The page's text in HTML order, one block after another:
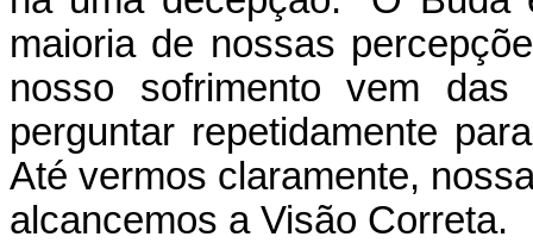
maioria de nossas
nosso sofrimento vem das
perguntar repetidamente
Até vermos claramente,
alcancemos a Visão Correta.